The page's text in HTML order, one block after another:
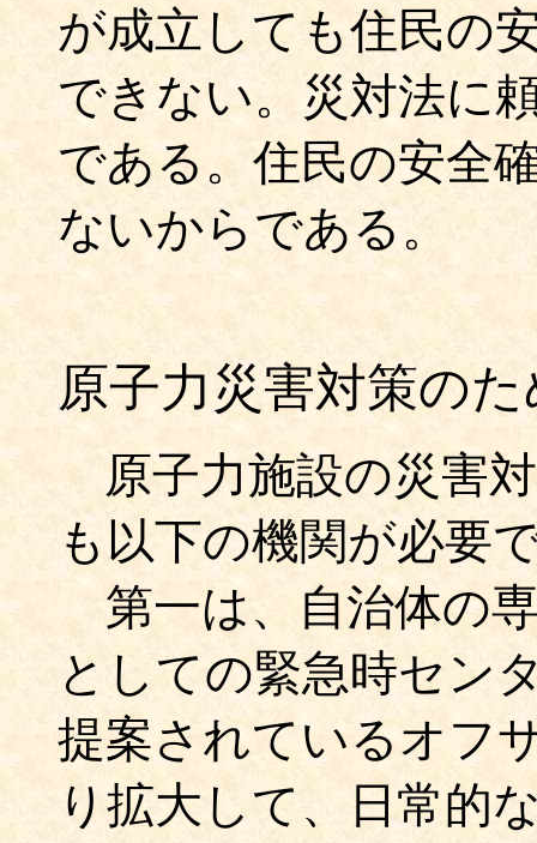
が成立しても住民の
できない。災対法に
である。住民の安全
ないからである。
原子力災害対策の
原子力施設の災害
も以下の機関が必要
第一は、自治体の
としての緊急時セン
提案されているオフ
り拡大して、日常的